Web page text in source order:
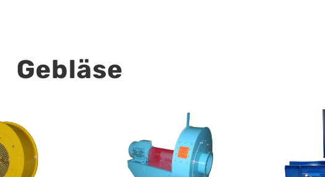
Gebläse